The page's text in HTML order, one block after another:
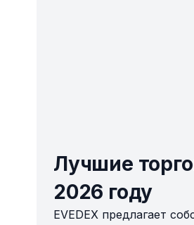
Лучшие
2026 году
EVEDEX предлагает